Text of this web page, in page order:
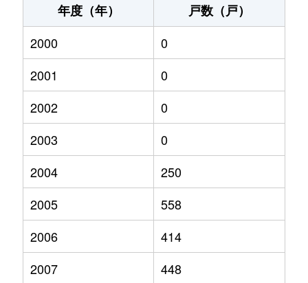
年度（年）
戸数（戸）
2000
0
2001
0
2002
0
2003
0
2004
250
2005
558
2006
414
2007
448